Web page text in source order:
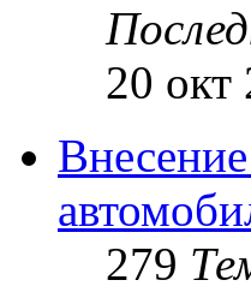
20 окт
279